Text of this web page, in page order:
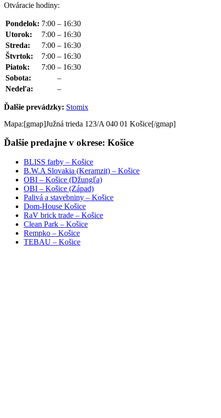
Otváracie hodiny:
Pondelok: 7:00 – 16:30
Utorok:
7:00 – 16:30
Streda:
7:00 – 16:30
Štvrtok:
7:00 – 16:30
Piatok:
7:00 – 16:30
Sobota:
–
Nedeľa:
–
Ďalšie prevádzky: Stomix
Mapa:[gmap]Južná trieda 123/A 040 01 Košice[/gmap]
Ďalšie predajne v okrese: Košice
BLISS farby – Košice
B.W.A Slovakia (Keramzit) – Košice
OBI – Košice (Džungľa)
OBI – Košice (Západ)
Palivá a stavebniny – Košice
Dom-House Košice
RaV brick trade – Košice
Clean Park – Košice
Rempko – Košice
TEBAU – Košice